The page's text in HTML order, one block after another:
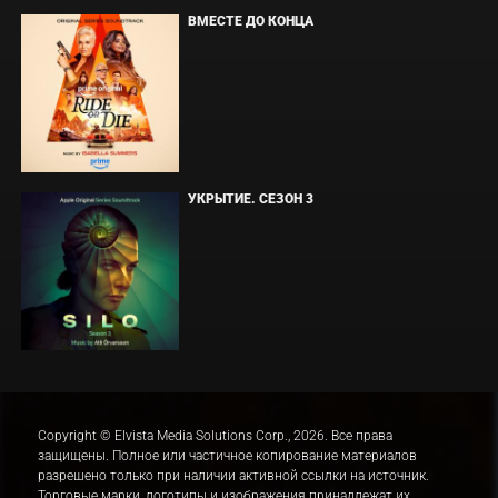
ВМЕСТЕ ДО КОНЦА
УКРЫТИЕ. СЕЗОН 3
Copyright © Elvista Media Solutions Corp., 2026. Все права
защищены. Полное или частичное копирование материалов
разрешено только при наличии активной ссылки на источник.